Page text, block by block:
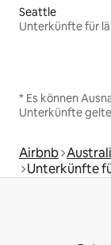
Seattle
* Es können
Unterkünfte
Airbnb
Unterkünfte